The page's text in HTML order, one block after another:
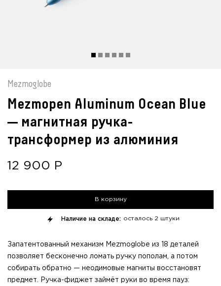
Mezmoglobe
Mezmopen Aluminum Ocean Blue
— магнитная ручка-
трансформер из алюминия
12 900 Р
В корзину
Наличие на складе: осталось 2 штуки
Запатентованный механизм Mezmoglobe из 18 деталей
позволяет бесконечно ломать ручку пополам, а потом
собирать обратно — неодимовые магниты восстановят
предмет. Ручка-фиджет займёт руки во время пауз: